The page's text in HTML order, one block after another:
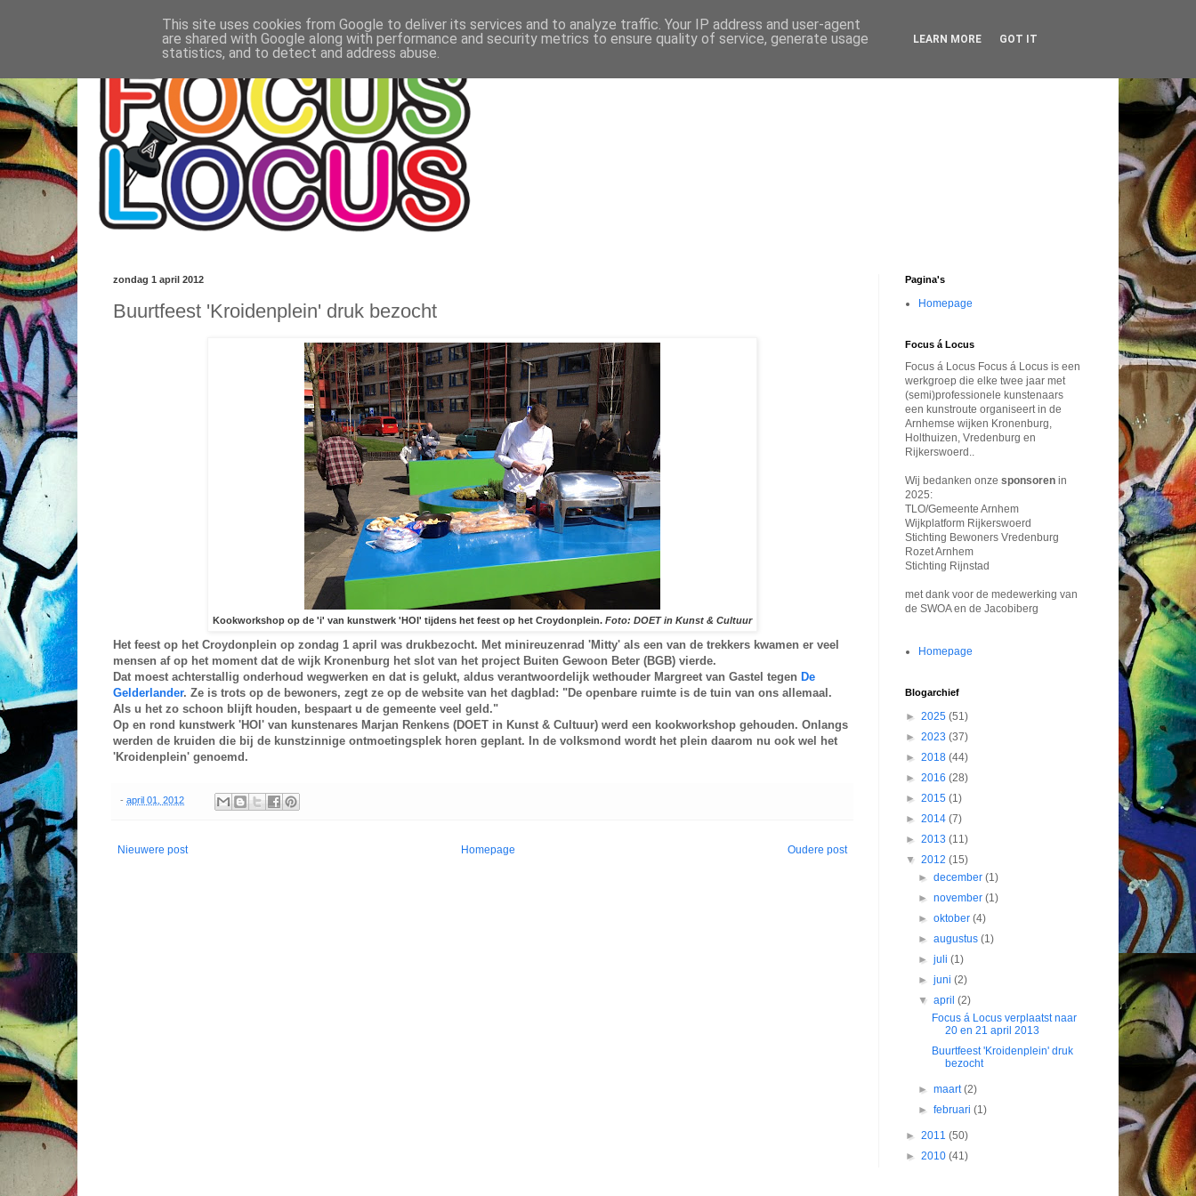
zondag 1 april 2012
Buurtfeest 'Kroidenplein' druk bezocht
Kookworkshop op de 'i' van kunstwerk 'HOI' tijdens het feest op het Croydonplein. Foto: DOET in Kunst & Cultuur
Het feest op het Croydonplein op zondag 1 april was drukbezocht. Met minireuzenrad 'Mitty' als een van de trekkers kwamen er veel
mensen af op het moment dat de wijk Kronenburg het slot van het project Buiten Gewoon Beter (BGB) vierde.
Dat moest achterstallig onderhoud wegwerken en dat is gelukt, aldus verantwoordelijk wethouder Margreet van Gastel tegen De
Gelderlander. Ze is trots op de bewoners, zegt ze op de website van het dagblad: "De openbare ruimte is de tuin van ons allemaal.
Als u het zo schoon blijft houden, bespaart u de gemeente veel geld."
Op en rond kunstwerk 'HOI' van kunstenares Marjan Renkens (DOET in Kunst & Cultuur) werd een kookworkshop gehouden. Onlangs
werden de kruiden die bij de kunstzinnige ontmoetingsplek horen geplant. In de volksmond wordt het plein daarom nu ook wel het
'Kroidenplein' genoemd.
- april 01, 2012
Nieuwere post Oudere post
Homepage
Pagina's
Homepage
Focus á Locus
Focus á Locus Focus á Locus is een
werkgroep die elke twee jaar met
(semi)professionele kunstenaars
een kunstroute organiseert in de
Arnhemse wijken Kronenburg,
Holthuizen, Vredenburg en
Rijkerswoerd..
Wij bedanken onze sponsoren in
2025:
TLO/Gemeente Arnhem
Wijkplatform Rijkerswoerd
Stichting Bewoners Vredenburg
Rozet Arnhem
Stichting Rijnstad
met dank voor de medewerking van
de SWOA en de Jacobiberg
Homepage
Blogarchief
► 2025 (51)
► 2023 (37)
► 2018 (44)
► 2016 (28)
► 2015 (1)
► 2014 (7)
► 2013 (11)
▼ 2012 (15)
►december(1)
►november(1)
►oktober(4)
►augustus(1)
►juli(1)
►juni(2)
▼april(2)
Focus á Locus verplaatst naar
20 en 21 april 2013
Buurtfeest 'Kroidenplein' druk
bezocht
►maart(2)
►februari(1)
► 2011 (50)
► 2010 (41)
This site uses cookies from Google to deliver its services and to analyze traffic. Your IP address and user-agent
are shared with Google along with performance and security metrics to ensure quality of service, generate usage
statistics, and to detect and address abuse.
LEARN MORE GOT IT